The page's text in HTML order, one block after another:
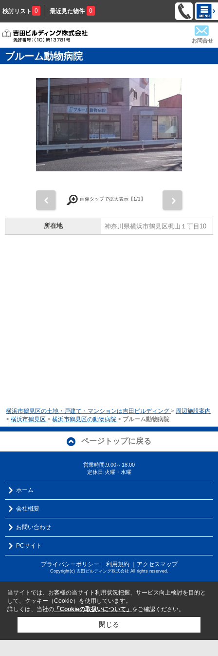
検討リスト 0 最近見た物件 0
お問合せ
ブルーム動物病院
画像タップで拡大表示【1/1】
所在地 神奈川県横浜市鶴見区梶山１丁目10
横浜市鶴見区の土地・戸建て・マンションは吉田ビルディング > 周辺施設案内
> 横浜市鶴見区 > 横浜市鶴見区の動物病院 > ブルーム動物病院
ページトップに戻る
営業時間:9:00～18:00
定休日:火曜・水曜
ホーム
会社概要
お問い合わせ
PCサイト
プライバシーポリシー ｜ 利用規約 ｜アクセスマップ
Copyright(c) 吉田ビルディング株式会社 All rights reserved.
当サイトでは、お客様の当サイト利用状況把握、サービス向上検討を目的と
して、クッキー（Cookie）を使用しています。
詳しくは、当社の 「Cookieの取扱いについて」 をご確認ください。
閉じる